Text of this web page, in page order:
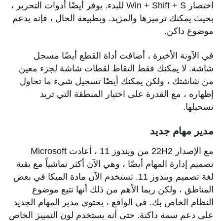
اختصار Win + Shift + S للبدء. يوفر أيضًا أدوات التحرير ،
بحيث يمكنك ترميزها والمزيد. وبطبيعة الحال ، فإنه يدعم
موضوع داكن.
في الآونة الأخيرة ، أضافت أداة القطع أيضًا مسجل
شاشة. لا يمكنك فقط التقاط لقطات شاشة لجزء معين
من شاشتك ، ولكن يمكنك أيضًا تسجيل شيء ما تحاول
إظهاره ، مع القدرة على اختيار المنطقة التي تريد
تسجيلها.
مدير مهام جديد
مع الإصدار 22H2 من ويندوز 11 ، أعادت Microsoft
تصميم إدارة المهام أيضًا ، وهي الآن أكثر تماشياً مع بقية
لغة تصميم ويندوز 11. تستخدم الآن مادة الميكا في بعض
المناطق ، ولكن ربما الأهم من ذلك أنها تتبع موضوع
النظام الخاص بك. في الواقع ، يحتوي مدير المهام الجديد
على دعم سمة داكنة. حتى أنه يستخدم لون التمييز الخاص
متى تم إصدار ويندوز 11؟
هل يمكن لجهاز الكمبيوتر الخاص بي تشغيل ويندوز 11؟ هل هو تحديث
مجاني؟
هل ستقوم Microsoft بفرض ترقية إلى ويندوز 11؟
ما هو الإصدار 22H2 من ويندوز 11؟ هل أحتاج إلى تثبيته؟
هل ويندوز 11 هو إصدار ويندوز النهائي؟ هل سيكون هناك ويندوز 12؟
ما الجديد في ويندوز 11؟
علامات التبويب في مستكشف الملفات والمفكرة
تطبيقات الأندرويد
إصلاح بصري كبير بزوايا مستديرة
تحسينات للأجهزة التي تعمل باللمس
التقط التخطيطات والمجموعات المفاجئة
متجر Microsoft جديد